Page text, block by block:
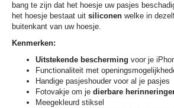
bang te zijn dat het hoesje uw pasjes
het hoesje bestaat uit siliconen welke in
buitenkant van uw hoesje.
Kenmerken:
Uitstekende bescherming voor je
Functionaliteit met
Handige pasjeshouder voor al je pasjes
Fotovakje om je dierbare
Meegekleurd stiksel